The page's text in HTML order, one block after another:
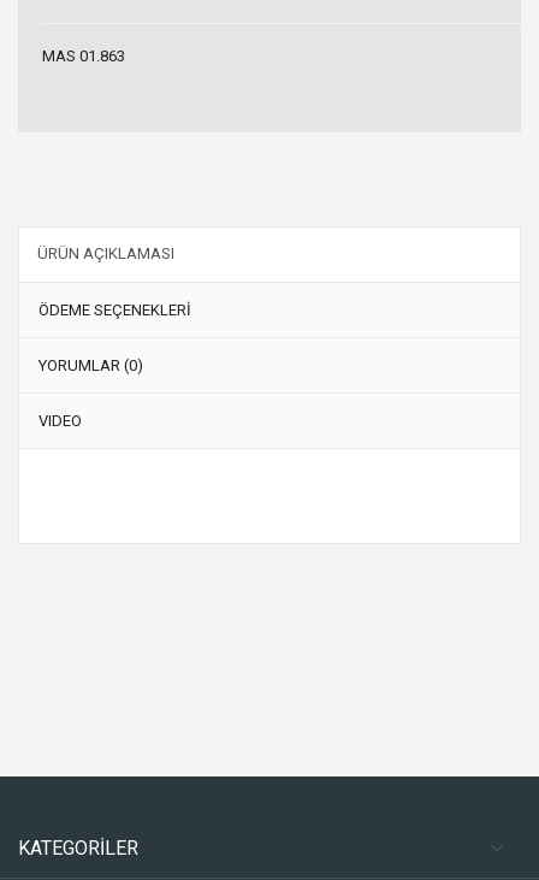
MAS 01.863
ÜRÜN AÇIKLAMASI
ÖDEME SEÇENEKLERİ
YORUMLAR (0)
VIDEO
KATEGORİLER